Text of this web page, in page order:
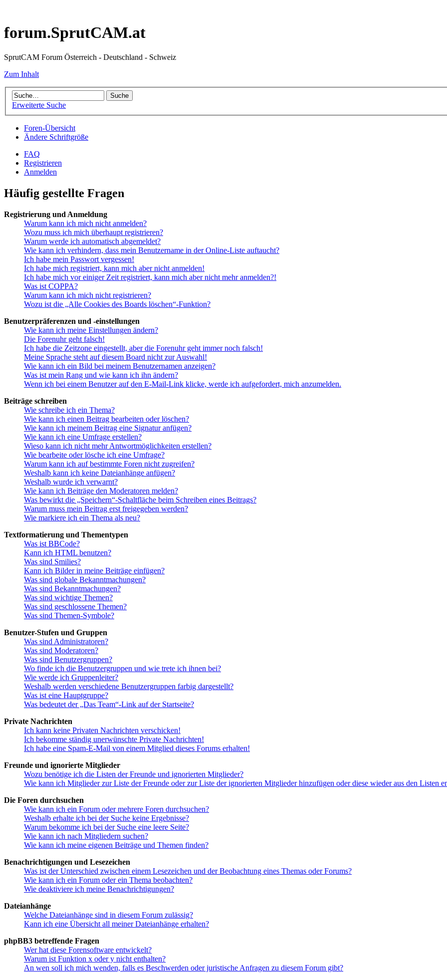
forum.SprutCAM.at
SprutCAM Forum Österreich - Deutschland - Schweiz
Zum Inhalt
Erweiterte Suche
Foren-Übersicht
Ändere Schriftgröße
FAQ
Registrieren
Anmelden
Häufig gestellte Fragen
Registrierung und Anmeldung
Warum kann ich mich nicht anmelden?
Wozu muss ich mich überhaupt registrieren?
Warum werde ich automatisch abgemeldet?
Wie kann ich verhindern, dass mein Benutzername in der Online-Liste auftaucht?
Ich habe mein Passwort vergessen!
Ich habe mich registriert, kann mich aber nicht anmelden!
Ich habe mich vor einiger Zeit registriert, kann mich aber nicht mehr anmelden?!
Was ist COPPA?
Warum kann ich mich nicht registrieren?
Wozu ist die „Alle Cookies des Boards löschen“-Funktion?
Benutzerpräferenzen und -einstellungen
Wie kann ich meine Einstellungen ändern?
Die Forenuhr geht falsch!
Ich habe die Zeitzone eingestellt, aber die Forenuhr geht immer noch falsch!
Meine Sprache steht auf diesem Board nicht zur Auswahl!
Wie kann ich ein Bild bei meinem Benutzernamen anzeigen?
Was ist mein Rang und wie kann ich ihn ändern?
Wenn ich bei einem Benutzer auf den E-Mail-Link klicke, werde ich aufgefordert, mich anzumelden.
Beiträge schreiben
Wie schreibe ich ein Thema?
Wie kann ich einen Beitrag bearbeiten oder löschen?
Wie kann ich meinem Beitrag eine Signatur anfügen?
Wie kann ich eine Umfrage erstellen?
Wieso kann ich nicht mehr Antwortmöglichkeiten erstellen?
Wie bearbeite oder lösche ich eine Umfrage?
Warum kann ich auf bestimmte Foren nicht zugreifen?
Weshalb kann ich keine Dateianhänge anfügen?
Weshalb wurde ich verwarnt?
Wie kann ich Beiträge den Moderatoren melden?
Was bewirkt die „Speichern“-Schaltfläche beim Schreiben eines Beitrags?
Warum muss mein Beitrag erst freigegeben werden?
Wie markiere ich ein Thema als neu?
Textformatierung und Thementypen
Was ist BBCode?
Kann ich HTML benutzen?
Was sind Smilies?
Kann ich Bilder in meine Beiträge einfügen?
Was sind globale Bekanntmachungen?
Was sind Bekanntmachungen?
Was sind wichtige Themen?
Was sind geschlossene Themen?
Was sind Themen-Symbole?
Benutzer-Stufen und Gruppen
Was sind Administratoren?
Was sind Moderatoren?
Was sind Benutzergruppen?
Wo finde ich die Benutzergruppen und wie trete ich ihnen bei?
Wie werde ich Gruppenleiter?
Weshalb werden verschiedene Benutzergruppen farbig dargestellt?
Was ist eine Hauptgruppe?
Was bedeutet der „Das Team“-Link auf der Startseite?
Private Nachrichten
Ich kann keine Privaten Nachrichten verschicken!
Ich bekomme ständig unerwünschte Private Nachrichten!
Ich habe eine Spam-E-Mail von einem Mitglied dieses Forums erhalten!
Freunde und ignorierte Mitglieder
Wozu benötige ich die Listen der Freunde und ignorierten Mitglieder?
Wie kann ich Mitglieder zur Liste der Freunde oder zur Liste der ignorierten Mitglieder hinzufügen oder diese wieder aus den Listen
Die Foren durchsuchen
Wie kann ich ein Forum oder mehrere Foren durchsuchen?
Weshalb erhalte ich bei der Suche keine Ergebnisse?
Warum bekomme ich bei der Suche eine leere Seite?
Wie kann ich nach Mitgliedern suchen?
Wie kann ich meine eigenen Beiträge und Themen finden?
Benachrichtigungen und Lesezeichen
Was ist der Unterschied zwischen einem Lesezeichen und der Beobachtung eines Themas oder Forums?
Wie kann ich ein Forum oder ein Thema beobachten?
Wie deaktiviere ich meine Benachrichtigungen?
Dateianhänge
Welche Dateianhänge sind in diesem Forum zulässig?
Kann ich eine Übersicht all meiner Dateianhänge erhalten?
phpBB3 betreffende Fragen
Wer hat diese Forensoftware entwickelt?
Warum ist Funktion x oder y nicht enthalten?
An wen soll ich mich wenden, falls es Beschwerden oder juristische Anfragen zu diesem Forum gibt?